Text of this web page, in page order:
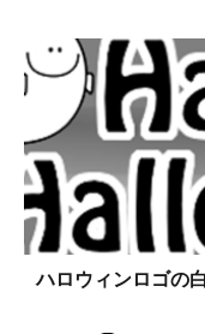
ハロウィンロゴの